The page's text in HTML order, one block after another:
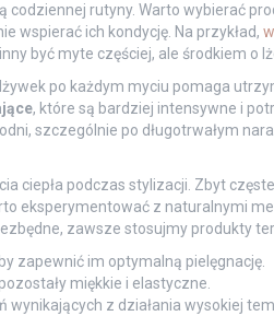
rutyny. Warto wybierać
wspierać ich kondycję. Na przykład,
być myte częściej, ale środkiem o
po każdym myciu pomaga
, które są bardziej intensywne i
szczególnie po długotrwałym
ciepła podczas stylizacji. Zbyt
eksperymentować z naturalnymi
zawsze stosujmy produkty
zapewnić im optymalną pielęgnację.
miękkie i elastyczne.
z działania wysokiej